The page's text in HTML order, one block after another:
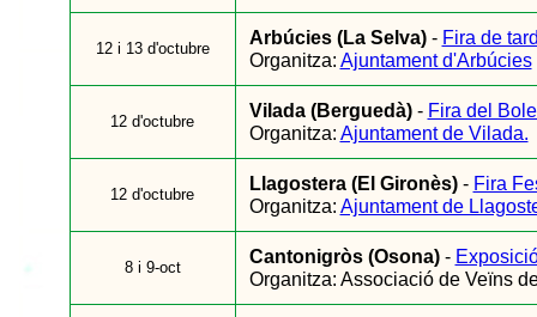
12 i 13 d'octubre
Arbúcies (La Selva)- Fira de
Organitza: Ajuntament d'Arbúcies
12 d'octubre
Vilada (Berguedà)- Fira del
Organitza: Ajuntament de Vilada.
12 d'octubre
Llagostera (El Gironès)- Fira
Organitza: Ajuntament de
8 i 9-oct
Cantonigròs (Osona)-
Organitza: Associació de Veïns